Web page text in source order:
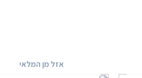
אזל מן המלאי